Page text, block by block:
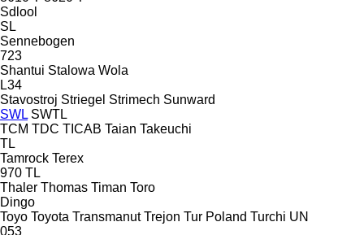
Sdlool
SL
Sennebogen
723
Shantui Stalowa Wola
L34
Stavostroj Striegel Strimech Sunward
SWL SWTL
TCM TDC TICAB Taian Takeuchi
TL
Tamrock Terex
970 TL
Thaler Thomas Timan Toro
Dingo
Toyo Toyota Transmanut Trejon Tur Poland Turchi UN
053